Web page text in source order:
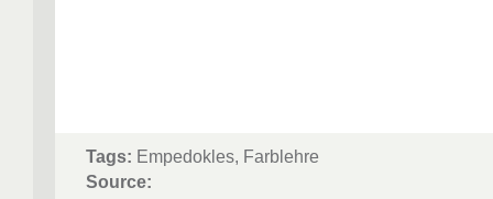
Tags: Empedokles, Farblehre
Source: